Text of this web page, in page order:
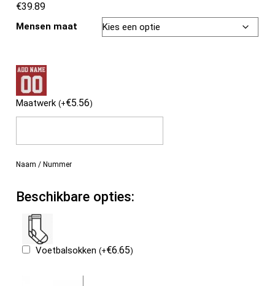
€39.89
Mensen maat
Maatwerk(+€5.56)
Naam / Nummer
Beschikbare opties:
Voetbalsokken(+€6.65)